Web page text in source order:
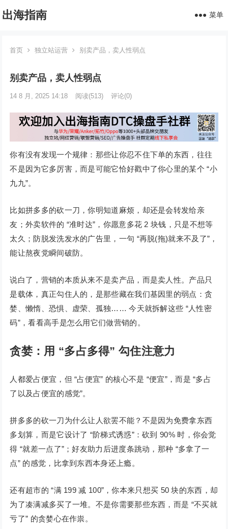
出海指南 菜单
首页 独立站运营 别卖产品，卖人性弱点
别卖产品，卖人性弱点
14 8 月, 2025 14:18 阅读(513) 评论(0)
你有没有发现一个规律：那些让你忍不住下单的东西，往往
不是因为它多厉害，而是可能它恰好戳中了你心里的某个 “小
九九”。
比如拼多多的砍一刀，你明知道麻烦，却还是会转发给亲
友；外卖软件的 “准时达”，你愿意多花 2 块钱，只是不想等
太久；防脱发洗发水的广告里，一句 “再脱(拖)就来不及了”，
能让熬夜党瞬间破防。
说白了，营销的本质从来不是卖产品，而是卖人性。产品只
是载体，真正勾住人的，是那些藏在我们基因里的弱点：贪
婪、懒惰、恐惧、虚荣、孤独…… 今天就拆解这些 “人性密
码”，看看高手是怎么用它们做营销的。
贪婪：用 “多占多得” 勾住注意力
人都爱占便宜，但 “占便宜” 的核心不是 “便宜”，而是 “多占
了以及占便宜的感觉”。
拼多多的砍一刀为什么让人欲罢不能？不是因为免费拿东西
多划算，而是它设计了 “阶梯式诱惑”：砍到 90% 时，你会觉
得 “就差一点了”；好友助力后进度条跳动，那种 “多拿了一
点” 的感觉，比拿到东西本身还上瘾。
还有超市的 “满 199 减 100”，你本来只想买 50 块的东西，却
为了凑满减多买了一堆。不是你需要那些东西，而是 “不买就
亏了” 的贪婪心在作祟。